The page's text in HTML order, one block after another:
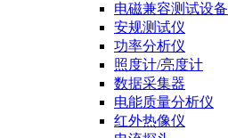
电磁兼容测试设备
安规测试仪
功率分析仪
照度计/亮度计
数据采集器
电能质量分析仪
红外热像仪